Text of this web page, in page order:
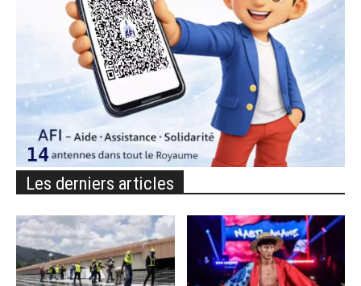
Les derniers articles